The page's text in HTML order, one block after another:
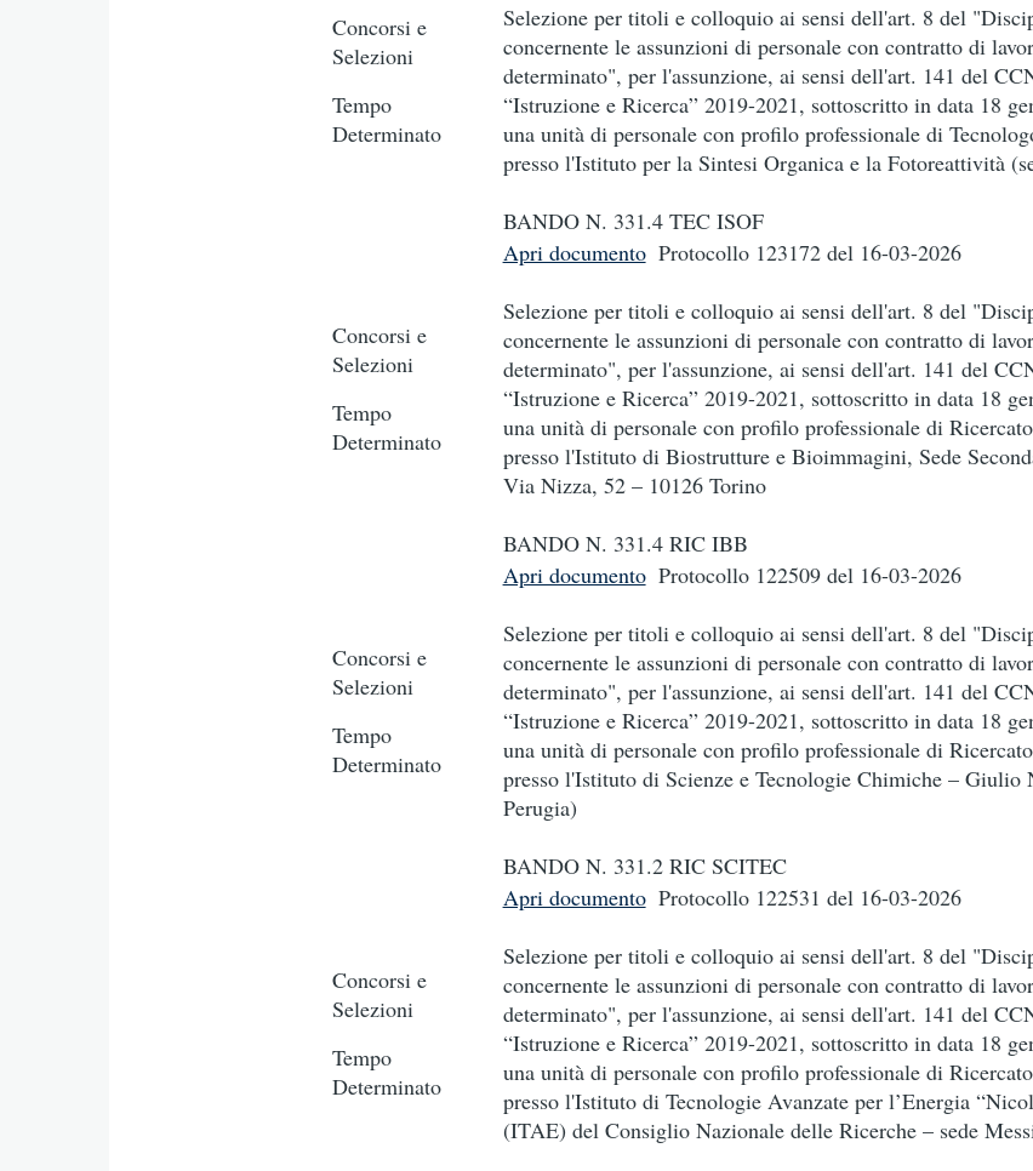
Concorsi e
Selezioni
Tempo
Determinato
Selezione per titoli e colloquio ai sensi dell'art. 8 del
concernente le assunzioni di personale con contratto di
determinato", per l'assunzione, ai sensi dell'art. 141 del
“Istruzione e Ricerca” 2019-2021, sottoscritto in data 18
una unità di personale con profilo professionale di
presso l'Istituto per la Sintesi Organica e la Fotoreattività
BANDO N. 331.4 TEC ISOF
Concorsi e
Selezioni
Tempo
Determinato
Apri documento Protocollo 123172 del 16-03-2026
Selezione per titoli e colloquio ai sensi dell'art. 8 del
concernente le assunzioni di personale con contratto di
determinato", per l'assunzione, ai sensi dell'art. 141 del
“Istruzione e Ricerca” 2019-2021, sottoscritto in data 18
una unità di personale con profilo professionale di
presso l'Istituto di Biostrutture e Bioimmagini, Sede
Via Nizza, 52 – 10126 Torino
BANDO N. 331.4 RIC IBB
Concorsi e
Selezioni
Tempo
Determinato
Apri documento Protocollo 122509 del 16-03-2026
Selezione per titoli e colloquio ai sensi dell'art. 8 del
concernente le assunzioni di personale con contratto di
determinato", per l'assunzione, ai sensi dell'art. 141 del
“Istruzione e Ricerca” 2019-2021, sottoscritto in data 18
una unità di personale con profilo professionale di
presso l'Istituto di Scienze e Tecnologie Chimiche – Giulio
Perugia)
BANDO N. 331.2 RIC SCITEC
Concorsi e
Selezioni
Tempo
Determinato
Apri documento Protocollo 122531 del 16-03-2026
Selezione per titoli e colloquio ai sensi dell'art. 8 del
concernente le assunzioni di personale con contratto di
determinato", per l'assunzione, ai sensi dell'art. 141 del
“Istruzione e Ricerca” 2019-2021, sottoscritto in data 18
una unità di personale con profilo professionale di
presso l'Istituto di Tecnologie Avanzate per l’Energia
(ITAE) del Consiglio Nazionale delle Ricerche – sede